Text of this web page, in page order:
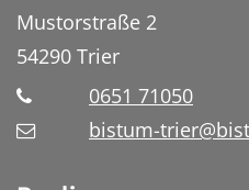
Mustorstraße 2
54290 Trier
0651 71050
bistum-